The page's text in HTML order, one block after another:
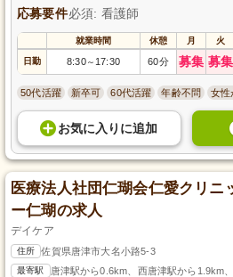
応募要件必須: 看護師
就業時間 休憩 月 火
日勤 8:30～ 17:30 60分 募集 募集
50代活躍 新卒可 60代活躍 年齢不問 女性
お気に入り に追加
医療法人社団仁瑚会仁愛クリ
ー仁瑚の求人
デイケア
住所 佐賀県唐津市大名小路5-3
最寄駅 唐津駅から0.6km、西唐津駅から1.9km